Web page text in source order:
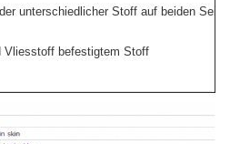
unterschiedlicher Stoff auf beiden
Vliesstoff befestigtem Stoff